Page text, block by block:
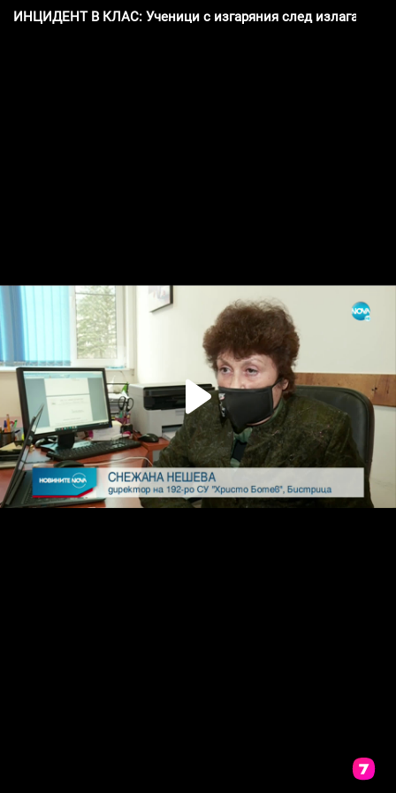
ИНЦИДЕНТ В КЛАС: Ученици с изгаряния след излагане на